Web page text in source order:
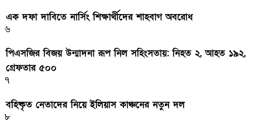
এক দফা দাবিতে নার্সিং শিক্ষার্থীদের শাহবাগ অবরোধ
৬
পিএসজির বিজয় উন্মাদনা রূপ নিল সহিংসতায়: নিহত ২, আহত ১৯২,
গ্রেফতার ৫০০
৭
বহিষ্কৃত নেতাদের নিয়ে ইলিয়াস কাঞ্চনের নতুন দল
৮